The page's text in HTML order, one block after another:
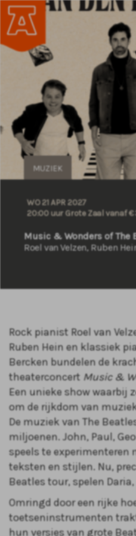
Music & Wonders of The
Roel van Velzen, Ruben
MUZIEK
WO 21 APR 2027
20:00 uur Grote Zaal vanaf €
Rock pianist Roel van
Ruben Hein en klassiek
Bercken bundelen de
theaterconcert Music &
Een unieke show waarbij
om de rijkdom van
De muziek van The
miljoenen. John, Paul,
speels te
teksten en stijlen. Nu,
Beatles tour, spelen Daria,
Omringd door een rijke
toetseninstrumenten
hun versies van grote